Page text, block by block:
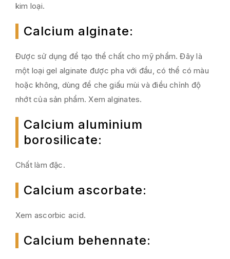
kim loại.
Calcium alginate:
Được sử dụng để tạo thể chất cho mỹ phẩm. Đây là
một loại gel alginate được pha với đầu, có thể có màu
hoặc không, dùng để che giấu mùi và điều chỉnh độ
nhớt của sản phẩm. Xem alginates.
Calcium aluminium
borosilicate:
Chất làm đặc.
Calcium ascorbate:
Xem ascorbic acid.
Calcium behennate: